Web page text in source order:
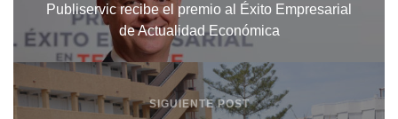
Publiservic recibe el premio al Éxito Empresarial
de Actualidad Económica
SIGUIENTE POST